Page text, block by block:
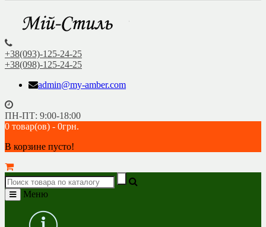
+38(093)-125-24-25
+38(098)-125-24-25
admin@my-amber.com
ПН-ПТ: 9:00-18:00
0 товар(ов) - 0грн.
В корзине пусто!
Меню